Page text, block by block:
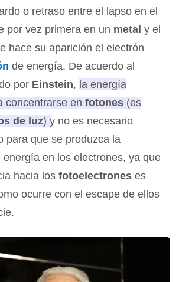
o retraso entre el lapso en el
por vez primera en un metal y el
hace su aparición el electrón
de energía. De acuerdo al
por Einstein, la energía
concentrarse en fotones (es
de luz) y no es necesario
para que se produzca la
energía en los electrones, ya que
hacia los fotoelectrones es
ocurre con el escape de ellos